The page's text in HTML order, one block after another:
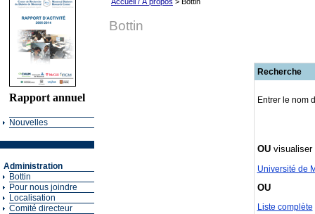
Rapport annuel
Nouvelles
Administration
Bottin
Pour nous joindre
Localisation
Comité directeur
Bottin
Recherche
Entrer le nom
OUvisualiser
Université de
OU
Liste complète